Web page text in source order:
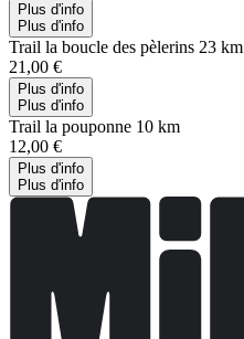
Plus d'info
Plus d'info
Trail la boucle des pèlerins 23 km
21,00 €
Plus d'info
Plus d'info
Trail la pouponne 10 km
12,00 €
Plus d'info
Plus d'info